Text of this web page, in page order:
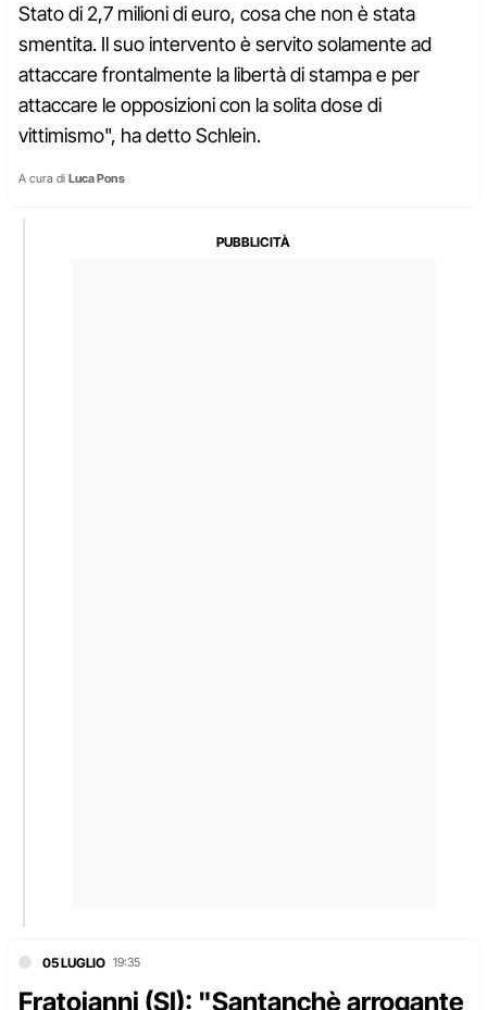
Stato di 2,7 milioni di euro, cosa che non è stata
smentita. Il suo intervento è servito solamente ad
attaccare frontalmente la libertà di stampa e per
attaccare le opposizioni con la solita dose di
vittimismo", ha detto Schlein.
A cura di Luca Pons
05 LUGLIO 19:35
Fratoianni (SI): "Santanchè arrogante